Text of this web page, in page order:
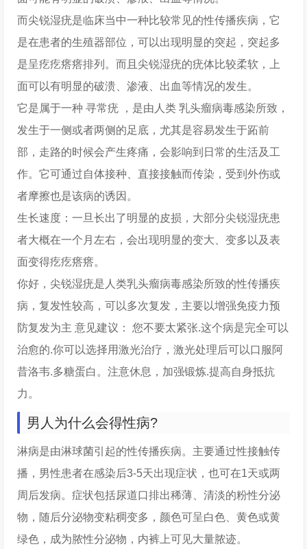
而尖锐湿疣是临床当中一种比较常见的性传播疾病，它
是在患者的生殖器部位，可以出现明显的突起，突起多
是呈疙疙瘩瘩排列。而且尖锐湿疣的疣体比较柔软，上
面可以有明显的破溃、渗液、出血等情况的发生。
它是属于一种 寻常疣 ，是由人类 乳头瘤病毒感染所致，
发生于一侧或者两侧的足底，尤其是容易发生于跖前
部，走路的时候会产生疼痛，会影响到日常的生活及工
作。它可通过自体接种、直接接触而传染，受到外伤或
者摩擦也是该病的诱因。
生长速度：一旦长出了明显的皮损，大部分尖锐湿疣患
者大概在一个月左右，会出现明显的变大、变多以及表
面变得疙疙瘩瘩。
你好，尖锐湿疣是人类乳头瘤病毒感染所致的性传播疾
病，复发性较高，可以多次复发，主要以增强免疫力预
防复发为主 意见建议： 您不要太紧张.这个病是完全可以
治愈的.你可以选择用激光治疗，激光处理后可以口服阿
昔洛韦.多糖蛋白。注意休息，加强锻炼.提高自身抵抗
力。
男人为什么会得性病?
淋病是由淋球菌引起的性传播疾病。主要通过性接触传
播，男性患者在感染后3-5天出现症状，也可在1天或两
周后发病。症状包括尿道口排出稀薄、清淡的粉性分泌
物，随后分泌物变粘稠变多，颜色可呈白色、黄色或黄
绿色，成为脓性分泌物，内裤上可见大量脓迹。